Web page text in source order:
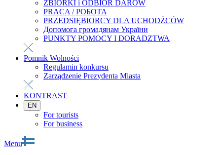
ZBIÓRKI i ODBIÓR DARÓW
PRACA / РОБОТА
PRZEDSIĘBIORCY DLA UCHODŹCÓW
Допомога громадянам України
PUNKTY POMOCY I DORADZTWA
Pomnik Wolności
Regulamin konkursu
Zarządzenie Prezydenta Miasta
KONTRAST
EN
For tourists
For business
Menu